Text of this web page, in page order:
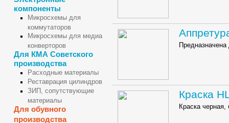
компоненты
Микросхемы для
коммутаторов
Микросхемы для медиа
конверторов
Для КМА Советского
производства
Расходные материалы
Реставрация цилиндров
ЗИП, сопутствующие
материалы
Для обувного
производства
Краска
Краска черная,